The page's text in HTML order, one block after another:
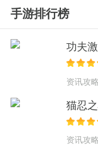
手游排行榜
功夫
资讯攻略
猫忍
资讯攻略